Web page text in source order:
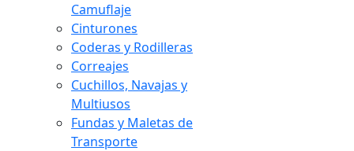
Camuflaje
Cinturones
Coderas y Rodilleras
Correajes
Cuchillos, Navajas y
Multiusos
Fundas y Maletas de
Transporte